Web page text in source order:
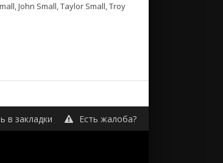
John Small, Taylor Small, Troy
в закладки Есть жалоба?